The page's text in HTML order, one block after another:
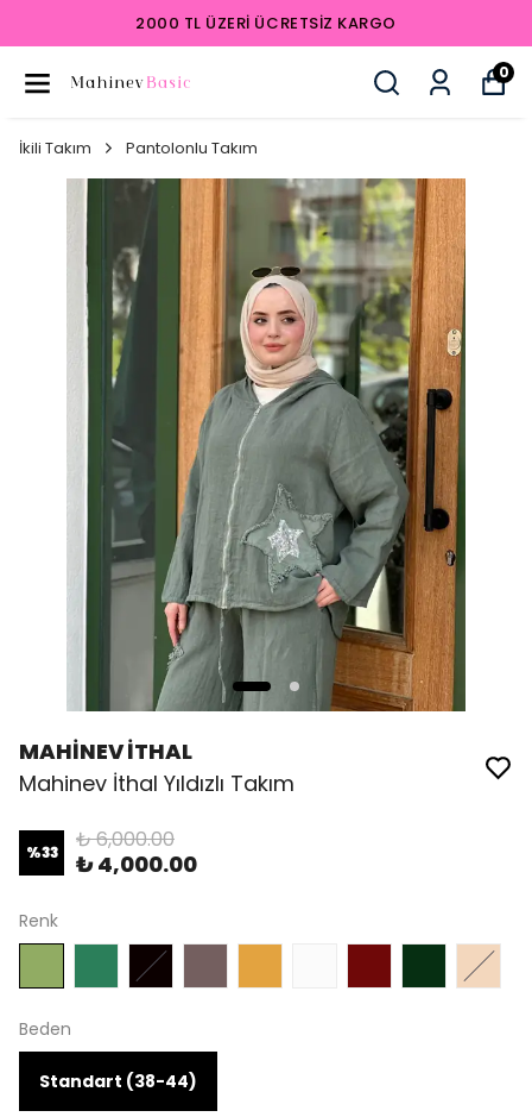
2000 TL ÜZERI ÜCRETSIZ KARGO
0
İkili Takım Pantolonlu Takım
MAHİNEV İTHAL
Mahinev İthal Yıldızlı Takım
%33 ₺ 6,000.00
₺ 4,000.00
Renk
Beden
Standart (38-44)